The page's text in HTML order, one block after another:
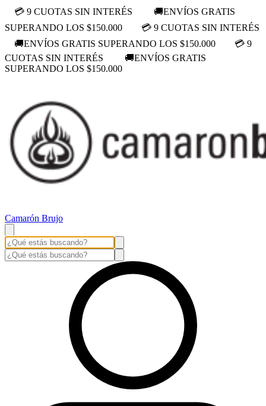
💳 9 CUOTAS SIN INTERÉS
🚚ENVÍOS GRATIS
SUPERANDO LOS $150.000
💳 9 CUOTAS SIN INTERÉS
🚚ENVÍOS GRATIS SUPERANDO LOS $150.000
💳 9
CUOTAS SIN INTERÉS
🚚ENVÍOS GRATIS
SUPERANDO LOS $150.000
Camarón Brujo